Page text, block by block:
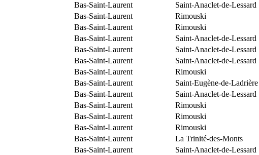
Bas-Saint-Laurent
Saint-Anaclet-de-Lessard
Bas-Saint-Laurent
Rimouski
Bas-Saint-Laurent
Rimouski
Bas-Saint-Laurent
Saint-Anaclet-de-Lessard
Bas-Saint-Laurent
Saint-Anaclet-de-Lessard
Bas-Saint-Laurent
Saint-Anaclet-de-Lessard
Bas-Saint-Laurent
Rimouski
Bas-Saint-Laurent
Saint-Eugène-de-Ladrière
Bas-Saint-Laurent
Saint-Anaclet-de-Lessard
Bas-Saint-Laurent
Rimouski
Bas-Saint-Laurent
Rimouski
Bas-Saint-Laurent
Rimouski
Bas-Saint-Laurent
La Trinité-des-Monts
Bas-Saint-Laurent
Saint-Anaclet-de-Lessard